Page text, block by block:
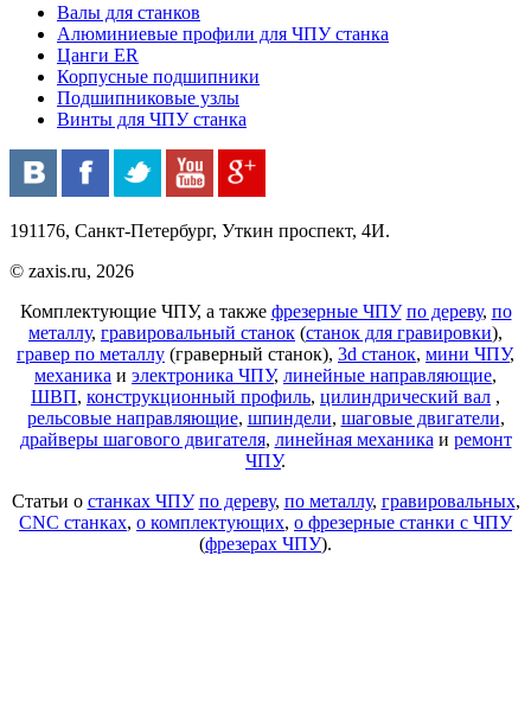
Валы для станков
Алюминиевые профили для ЧПУ станка
Цанги ER
Корпусные подшипники
Подшипниковые узлы
Винты для ЧПУ станка
191176, Санкт-Петербург, Уткин проспект, 4И.
© zaxis.ru, 2026
Комплектующие ЧПУ, а также фрезерные ЧПУ по дереву, по
металлу, гравировальный станок (станок для гравировки),
гравер по металлу (граверный станок), 3d станок, мини ЧПУ,
механика и электроника ЧПУ, линейные направляющие,
ШВП, конструкционный профиль, цилиндрический вал ,
рельсовые направляющие, шпиндели, шаговые двигатели,
драйверы шагового двигателя, линейная механика и ремонт
ЧПУ.
Статьи о станках ЧПУ по дереву, по металлу, гравировальных,
CNC станках, о комплектующих, о фрезерные станки с ЧПУ
(фрезерах ЧПУ).